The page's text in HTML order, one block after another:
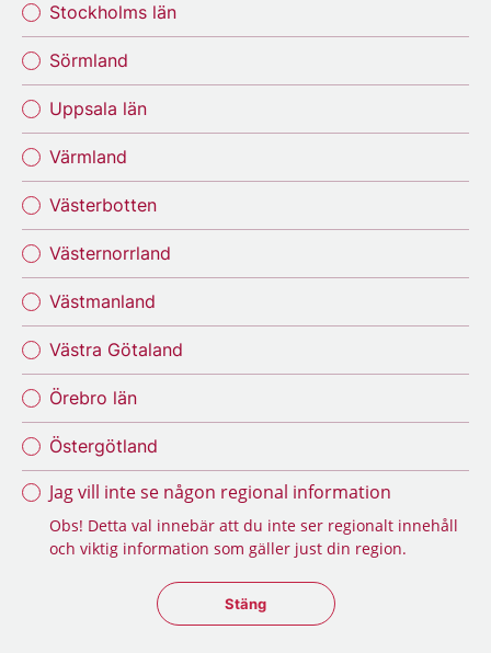
Stockholms län
Sörmland
Uppsala län
Värmland
Västerbotten
Västernorrland
Västmanland
Västra Götaland
Örebro län
Östergötland
Jag vill inte se någon regional information
Obs! Detta val innebär att du inte ser regionalt innehåll
och viktig information som gäller just din region.
Stäng regionsväljaren
Stäng